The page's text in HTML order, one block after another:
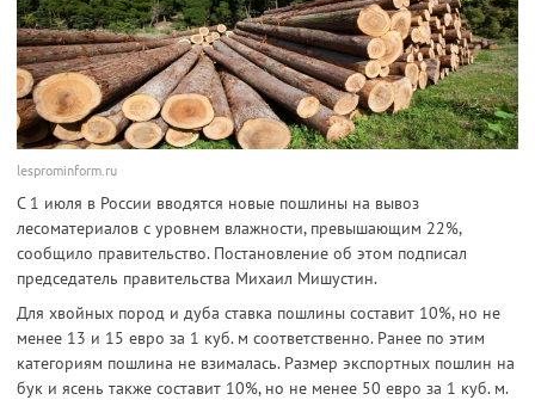
lesprominform.ru
С 1 июля в России вводятся новые пошлины на вывоз
лесоматериалов с уровнем влажности, превышающим 22%,
сообщило правительство. Постановление об этом подписал
председатель правительства Михаил Мишустин.
Для хвойных пород и дуба ставка пошлины составит 10%, но не
менее 13 и 15 евро за 1 куб. м соответственно. Ранее по этим
категориям пошлина не взималась. Размер экспортных пошлин на
бук и ясень также составит 10%, но не менее 50 евро за 1 куб. м.